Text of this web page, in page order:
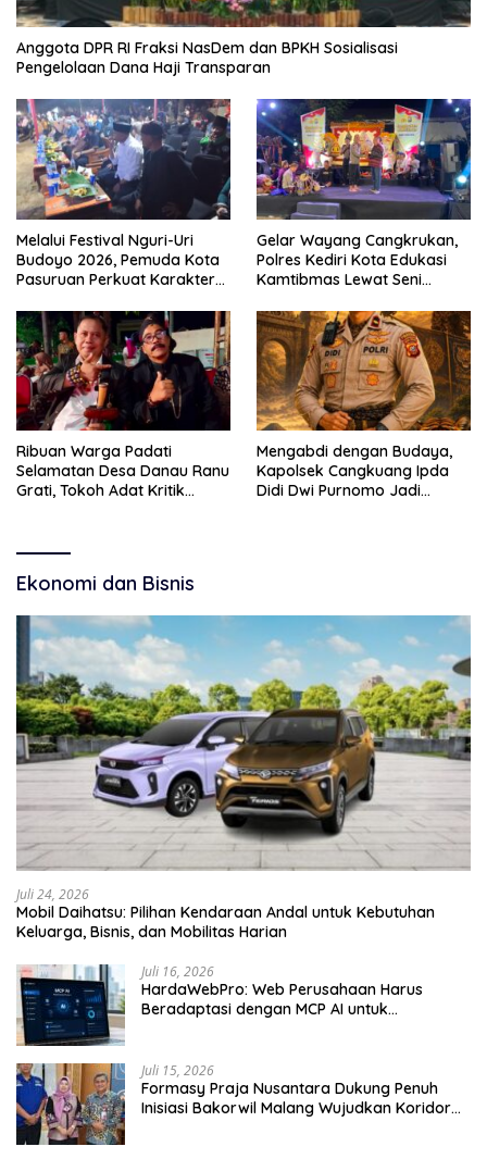
Anggota DPR RI Fraksi NasDem dan BPKH Sosialisasi
Pengelolaan Dana Haji Transparan
Melalui Festival Nguri-Uri
Budoyo 2026, Pemuda Kota
Pasuruan Perkuat Karakter
Narkoba
Gelar Wayang Cangkrukan,
Polres Kediri Kota Edukasi
Kamtibmas Lewat Seni
Ribuan Warga Padati
Selamatan Desa Danau Ranu
Grati, Tokoh Adat Kritik
Mengabdi dengan Budaya,
Kapolsek Cangkuang Ipda
Didi Dwi Purnomo Jadi
Ekonomi dan Bisnis
Juli 24, 2026
Mobil Daihatsu: Pilihan Kendaraan Andal untuk Kebutuhan
Keluarga, Bisnis, dan Mobilitas Harian
Juli 16, 2026
HardaWebPro: Web Perusahaan Harus
Beradaptasi dengan MCP AI untuk
Juli 15, 2026
Formasy Praja Nusantara Dukung Penuh
Inisiasi Bakorwil Malang Wujudkan Koridor